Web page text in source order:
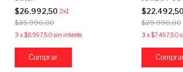
$26.992,50 2x1
$35.990,00
3 x$8.997,50 sin interés
CIERRE
$22.492,50
$29.990,00
3 x$7.497,50